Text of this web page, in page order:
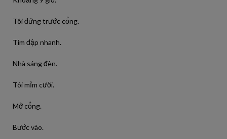
Tôi đứng trước cổng.
Tim đập nhanh.
Nhà sáng đèn.
Tôi mỉm cười.
Mở cổng.
Bước vào.